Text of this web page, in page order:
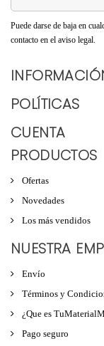
Puede darse de baja en
contacto en el aviso legal.
POLÍTICAS
CUENTA
PRODUCTOS
Ofertas
Novedades
Los más vendidos
NUESTRA
Envío
Términos y
¿Que es
Pago seguro